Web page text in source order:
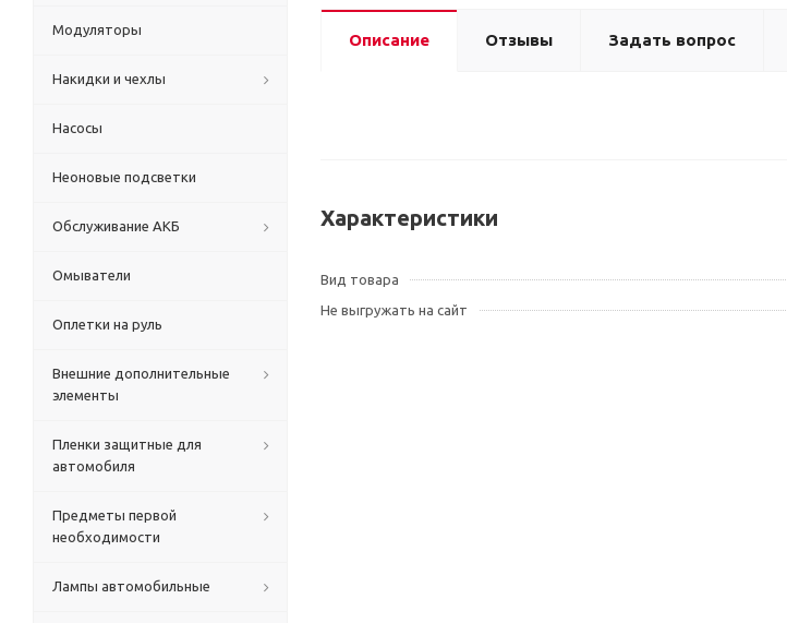
Описание Отзывы Задать вопрос
Характеристики
Вид товара
Не выгружать на сайт
Модуляторы
Накидки и чехлы
Насосы
Неоновые подсветки
Обслуживание АКБ
Омыватели
Оплетки на руль
Внешние дополнительные
элементы
Пленки защитные для
автомобиля
Предметы первой
необходимости
Лампы автомобильные